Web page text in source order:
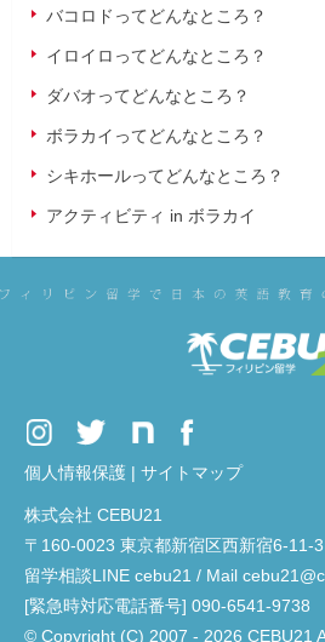
バコロドってどんなところ？
イロイロってどんなところ？
ダバオってどんなところ？
ボラカイってどんなところ？
シキホールってどんなところ？
アクティビティ in ボラカイ
個人情報保護 | サイトマップ
株式会社 CEBU21
〒160-0023 東京都新宿区西新宿6-11-
留学相談LINE cebu21 / Mail
[緊急時対応電話番号] 090-6541-9738
© Copyright (C) 2007 - 2026 CEBU21